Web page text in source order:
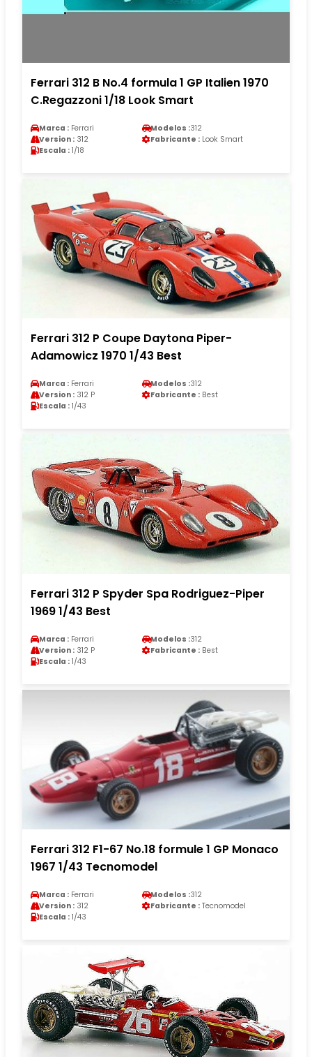
Ferrari 312 B No.4 formula 1 GP Italien 1970
C.Regazzoni 1/18 Look Smart
Marca : Ferrari Modelos :312
Version : 312 Fabricante : Look Smart
Escala : 1/18
Ferrari 312 P Coupe Daytona Piper-
Adamowicz 1970 1/43 Best
Marca : Ferrari Modelos :312
Version : 312 P Fabricante : Best
Escala : 1/43
Ferrari 312 P Spyder Spa Rodriguez-Piper
1969 1/43 Best
Marca : Ferrari Modelos :312
Version : 312 P Fabricante : Best
Escala : 1/43
Ferrari 312 F1-67 No.18 formule 1 GP Monaco
1967 1/43 Tecnomodel
Marca : Ferrari Modelos :312
Version : 312 Fabricante : Tecnomodel
Escala : 1/43